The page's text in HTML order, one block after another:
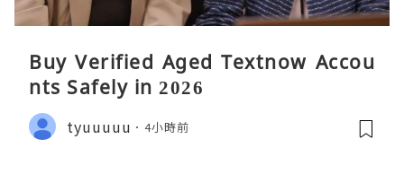
Buy Verified Aged Textnow Accou
nts Safely in 2026
tyuuuuu 4小時前